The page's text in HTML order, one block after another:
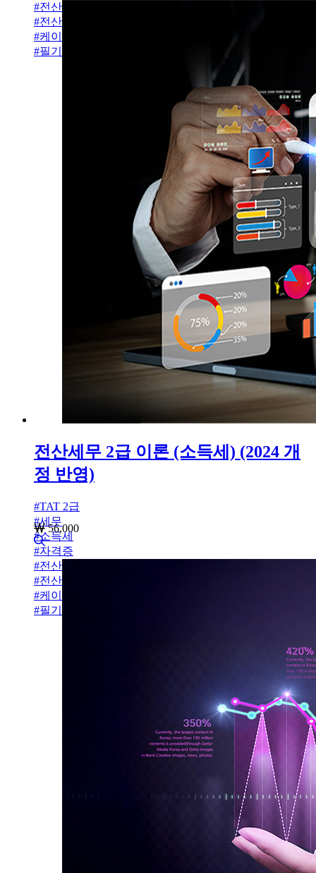
#전산세무
#전산세무 2급
#케이렙
#필기
전산세무 2급 이론 (소득세) (2024 개
정 반영)
#TAT 2급
#세무
#소득세
#자격증
#전산세무
#전산세무 2급
#케이렙
#필기
56,000